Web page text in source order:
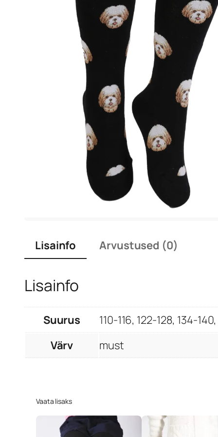
Lisainfo Arvustused (0)
Lisainfo
Suurus
110-116, 122-128, 134-
Värv
must
Vaata lisaks